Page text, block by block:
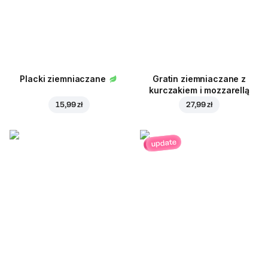
Placki ziemniaczane
15,99 zł
Gratin ziemniaczane z
kurczakiem i mozzarellą
27,99 zł
update